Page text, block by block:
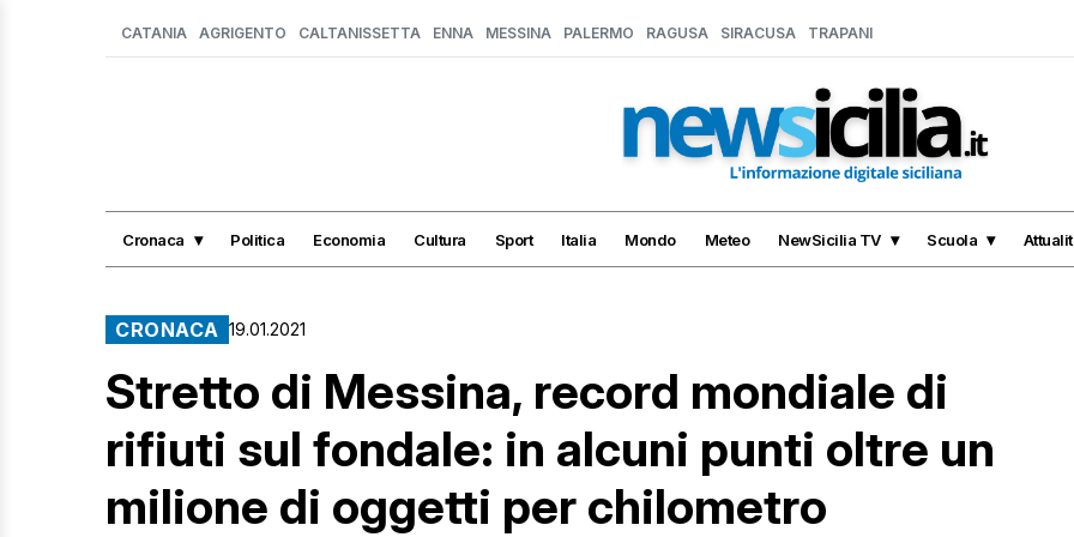
CATANIA AGRIGENTO CALTANISSETTA ENNA MESSINA PALERMO RAGUSA SIRACUSA TRAPANI
Cronaca Politica Economia Cultura Sport Italia Mondo Meteo NewSicilia TV Scuola
CRONACA 19.01.2021
Stretto di Messina, record mondiale di
rifiuti sul fondale: in alcuni punti oltre un
milione di oggetti per chilometro